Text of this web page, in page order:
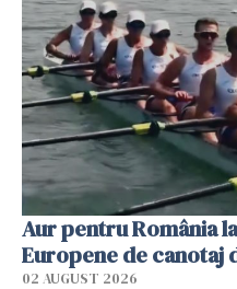
Aur pentru România
Europene de canotaj
02 AUGUST 2026